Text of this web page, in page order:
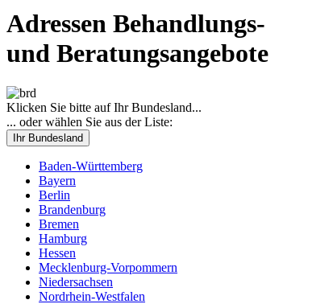
Adressen Behandlungs-
und Beratungsangebote
Klicken Sie bitte auf Ihr Bundesland...
... oder wählen Sie aus der Liste:
Ihr Bundesland
Baden-Württemberg
Bayern
Berlin
Brandenburg
Bremen
Hamburg
Hessen
Mecklenburg-Vorpommern
Niedersachsen
Nordrhein-Westfalen